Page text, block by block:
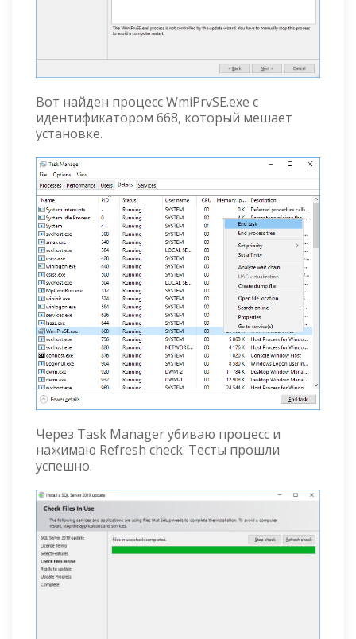
Вот найден процесс WmiPrvSE.exe с
идентификатором 668, который мешает
установке.
Через Task Manager убиваю процесс и
нажимаю Refresh check. Тесты прошли
успешно.